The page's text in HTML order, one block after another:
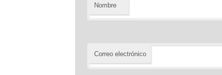
Nombre
Correo electrónico